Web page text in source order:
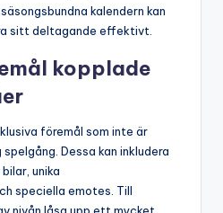
kalendern kan
sitt deltagande effektivt.
kopplade
föremål som inte är
Dessa kan inkludera
unika
speciella emotes. Till
nivån låsa upp ett mycket